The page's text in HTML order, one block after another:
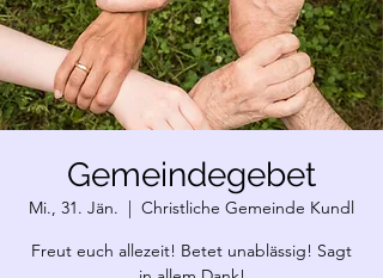
Gemeindegebet
Mi., 31. Jän.
  |
Christliche Gemeinde Kundl
Freut euch allezeit! Betet unablässig! Sagt